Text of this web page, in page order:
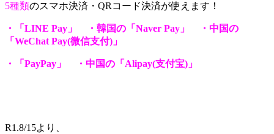
5種類のスマホ決済・QRコード決済が使えます！
・「LINE Pay」 ・韓国の「Naver Pay」 ・中国の
「WeChat Pay(微信支付)」
・「PayPay」 ・中国の「Alipay(支付宝)」
R1.8/15より、